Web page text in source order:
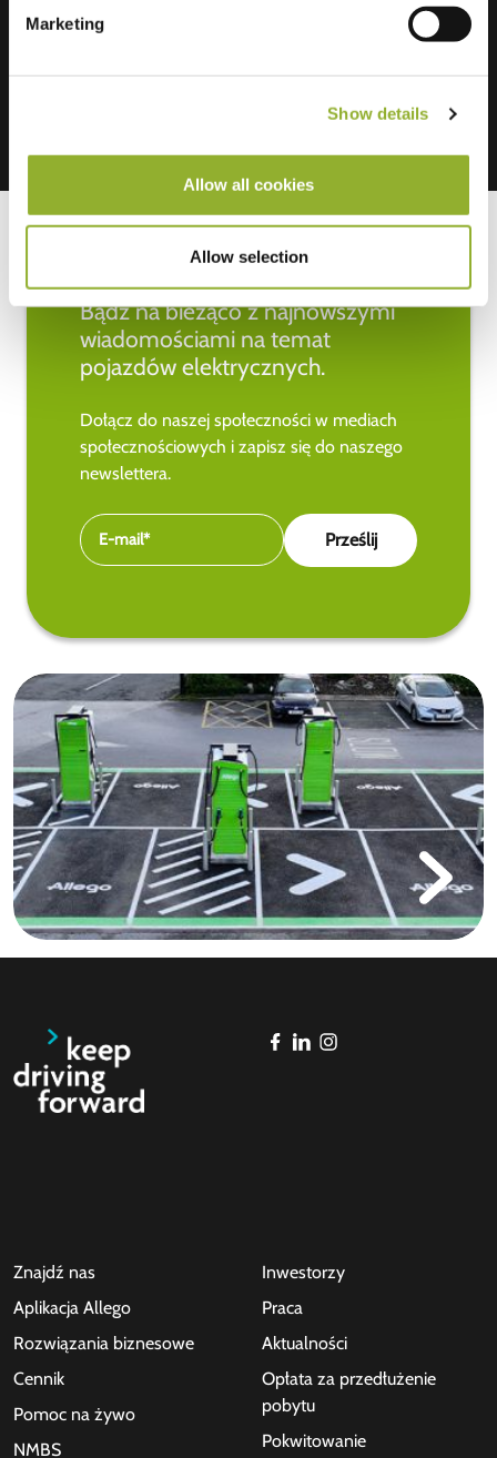
Marketing
Show details
Allow all cookies
Allow selection
Bądź na bieżąco z najnowszymi
wiadomościami na temat
pojazdów elektrycznych.
Dołącz do naszej społeczności w mediach
społecznościowych i zapisz się do naszego
newslettera.
Znajdź nas
Aplikacja Allego
Rozwiązania biznesowe
Cennik
Pomoc na żywo
NMBS
Inwestorzy
Praca
Aktualności
Opłata za przedłużenie
pobytu
Pokwitowanie